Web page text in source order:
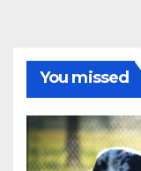
You missed